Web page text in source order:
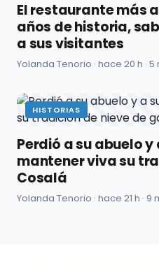
El restaurante más
años de historia,
a sus visitantes
Yolanda Tenorio · hace 20 h ·
HISTORIAS
Perdió a su abuelo
mantener viva su
Cosalá
Yolanda Tenorio · hace 21 h · 9